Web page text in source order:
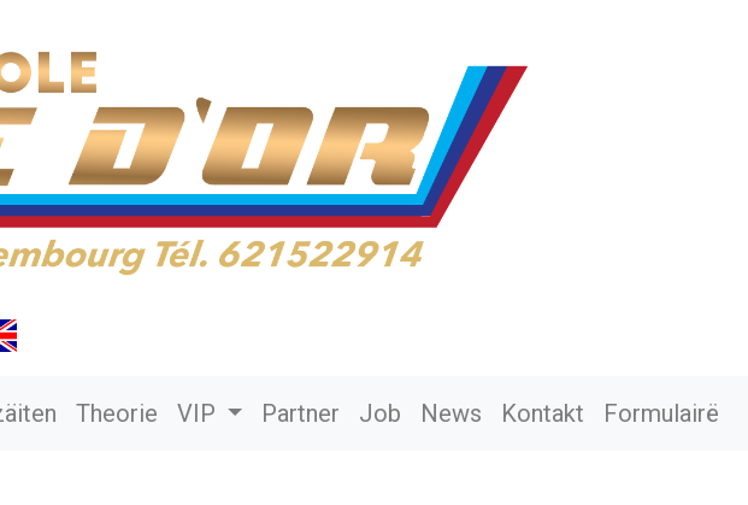
Theorie VIP Partner Job News Kontakt Formulairë